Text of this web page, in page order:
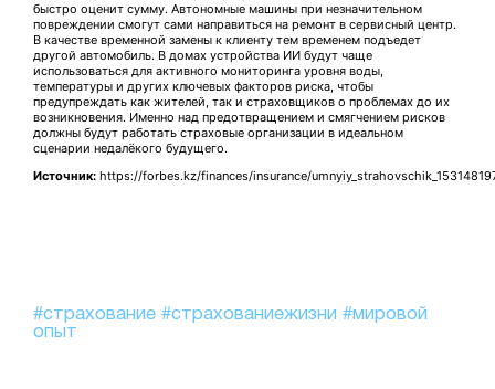
быстро оценит сумму. Автономные машины при незначительном
повреждении смогут сами направиться на ремонт в сервисный центр.
В качестве временной замены к клиенту тем временем подъедет
другой автомобиль. В домах устройства ИИ будут чаще
использоваться для активного мониторинга уровня воды,
температуры и других ключевых факторов риска, чтобы
предупреждать как жителей, так и страховщиков о проблемах до их
возникновения. Именно над предотвращением и смягчением рисков
должны будут работать страховые организации в идеальном
сценарии недалёкого будущего.
Источник: https://forbes.kz/finances/insurance/
#страхование #страхованиежизни #мировой
опыт